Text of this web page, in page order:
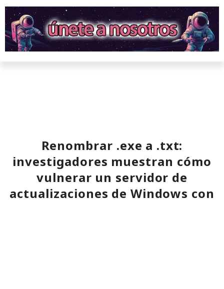
Renombrar .exe a .txt:
investigadores muestran cómo
vulnerar un servidor de
actualizaciones de Windows con